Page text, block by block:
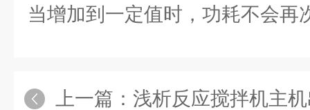
当增加到一定值时，功耗不会再
上一篇： 浅析反应搅拌机主机出现“